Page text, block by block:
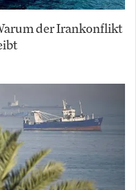
der Irankonflikt